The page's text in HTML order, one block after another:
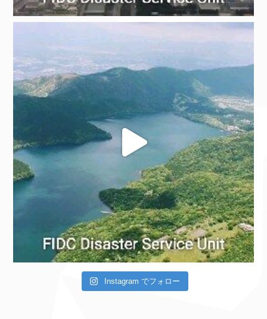
Instagram でフォロー